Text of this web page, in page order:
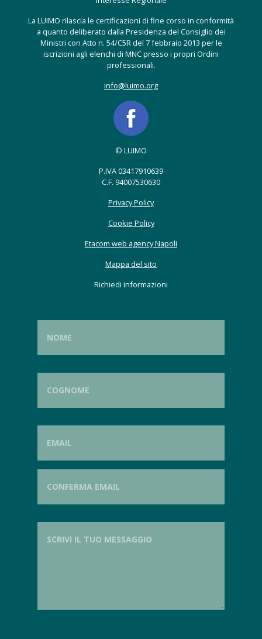
La LUIMO rilascia le certificazioni di fine corso in conformità
a quanto deliberato dalla Presidenza del Consiglio dei
Ministri con Atto n. 54/C5R del 7 febbraio 2013 per le
iscrizioni agli elenchi di MNC presso i propri Ordini
professionali.
info@luimo.org
© LUIMO
P.IVA 03417910639
C.F. 94007530630
Privacy Policy
Cookie Policy
Etacom web agency Napoli
Mappa del sito
Richiedi informazioni